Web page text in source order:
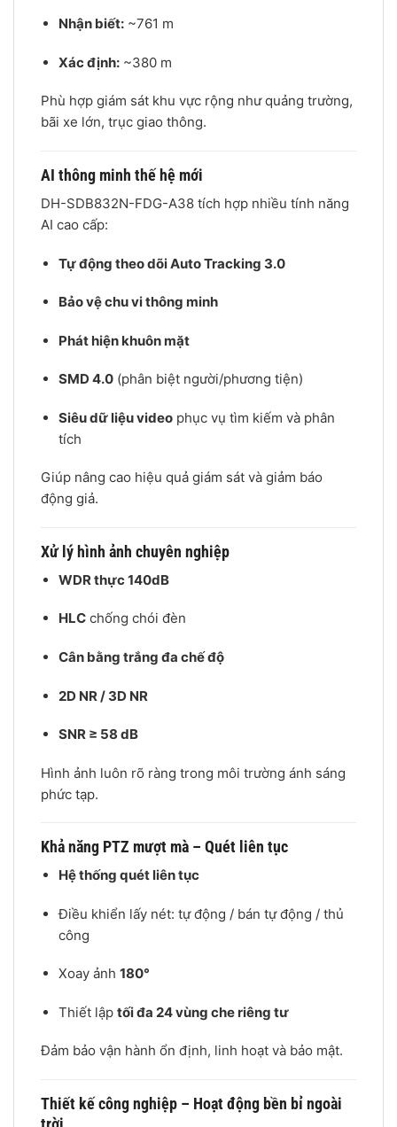
Nhận biết:~761 m
Xác định:~380 m
Phù hợp giám sát khu vực rộng như quảng trường,
bãi xe lớn, trục giao thông.
AI thông minh thế hệ mới
DH-SDB832N-FDG-A38 tích hợp nhiều tính năng
AI cao cấp:
Tự động theo dõi Auto Tracking 3.0
Bảo vệ chu vi thông minh
Phát hiện khuôn mặt
SMD 4.0(phân biệt người/phương tiện)
Siêu dữ liệu videophục vụ tìm kiếm và phân
tích
Giúp nâng cao hiệu quả giám sát và giảm báo
động giả.
Xử lý hình ảnh chuyên nghiệp
WDR thực 140dB
HLCchống chói đèn
Cân bằng trắng đa chế độ
2D NR / 3D NR
SNR ≥ 58 dB
Hình ảnh luôn rõ ràng trong môi trường ánh sáng
phức tạp.
Khả năng PTZ mượt mà – Quét liên tục
Hệ thống quét liên tục
Điều khiển lấy nét: tự động / bán tự động / thủ
công
Xoay ảnh 180°
Thiết lập tối đa 24 vùng che riêng tư
Đảm bảo vận hành ổn định, linh hoạt và bảo mật.
Thiết kế công nghiệp – Hoạt động bền bỉ ngoài